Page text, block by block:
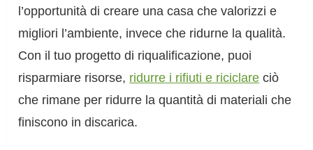
l’opportunità di creare una casa che valorizzi e
migliori l’ambiente, invece che ridurne la qualità.
Con il tuo progetto di riqualificazione, puoi
risparmiare risorse, ridurre i rifiuti e riciclare ciò
che rimane per ridurre la quantità di materiali che
finiscono in discarica.